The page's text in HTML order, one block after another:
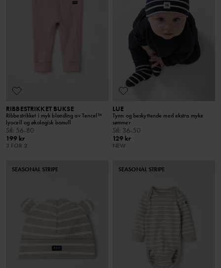
RIBBESTRIKKET BUKSE
Ribbestrikket i myk blanding av Tencel™
lyocell og økologisk bomull
Stl: 56-80
199 kr
3 FOR 2
LUE
Tynn og beskyttende med ekstra myke
sømmer
Stl: 36-50
129 kr
NEW
SEASONAL STRIPE SEASONAL STRIPE